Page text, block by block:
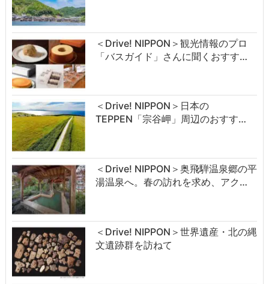
＜Drive! NIPPON＞観光情報のプロ
「バスガイド」さんに聞くおすす…
＜Drive! NIPPON＞日本の
TEPPEN「宗谷岬」周辺のおすす…
＜Drive! NIPPON＞奥飛騨温泉郷の平
湯温泉へ。春の訪れを求め、アク…
＜Drive! NIPPON＞世界遺産・北の縄
文遺跡群を訪ねて